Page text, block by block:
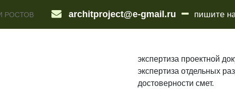
РОСТОВ architproject@e-gmail.ru пишите
экспертиза проектной
экспертиза отдельных
достоверности смет.